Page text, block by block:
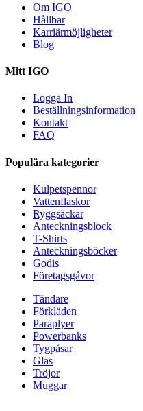
Om IGO
Hållbar
Karriärmöjligheter
Blog
Mitt IGO
Logga In
Beställningsinformation
Kontakt
FAQ
Populära kategorier
Kulpetspennor
Vattenflaskor
Ryggsäckar
Anteckningsblock
T-Shirts
Anteckningsböcker
Godis
Företagsgåvor
Tändare
Förkläden
Paraplyer
Powerbanks
Tygpåsar
Glas
Tröjor
Muggar